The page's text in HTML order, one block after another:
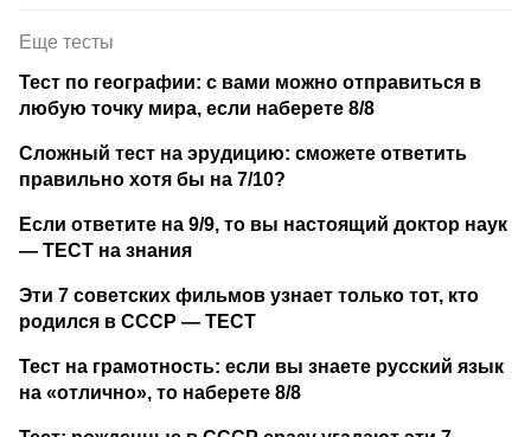
Еще тесты
Тест по географии: с вами можно отправиться в
любую точку мира, если наберете 8/8
Сложный тест на эрудицию: сможете ответить
правильно хотя бы на 7/10?
Если ответите на 9/9, то вы настоящий доктор наук
— ТЕСТ на знания
Эти 7 советских фильмов узнает только тот, кто
родился в СССР — ТЕСТ
Тест на грамотность: если вы знаете русский язык
на «отлично», то наберете 8/8